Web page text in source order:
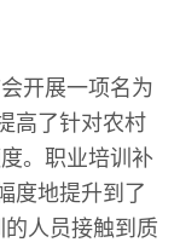
开展一项名为
高了针对农村
。职业培训补
度地提升到了
人员接触到质